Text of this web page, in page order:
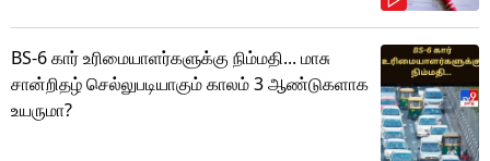
BS-6 கார் உரிமையாளர்களுக்கு நிம்மதி... மாசு
சான்றிதழ் செல்லுபடியாகும் காலம் 3 ஆண்டுகளாக
உயருமா?